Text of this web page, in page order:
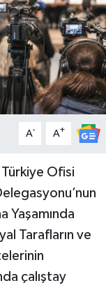
A- A+
Türkiye Ofisi
Yaşamında
Tarafların ve
çalıştay